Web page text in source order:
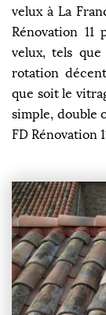
velux à La
Rénovation
velux, tels
rotation
que soit le
simple, double
FD Rénovation